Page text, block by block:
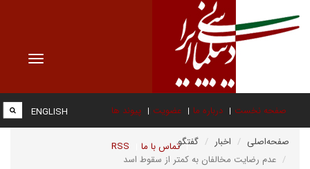
Toggle
صفحه نخست درباره ما عضویت پیوند ها
تماس با ما RSS
ENGLISH
صفحه‌اصلی اخبار
گفتگو
عدم رضایت مخالفان به کمتر از سقوط اسد